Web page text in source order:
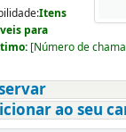
Itens
para
[Número de
ao seu